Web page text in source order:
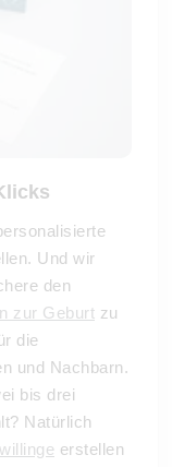
Und wir
den
zur Geburt zu
die
und Nachbarn.
bis drei
Natürlich
erstellen